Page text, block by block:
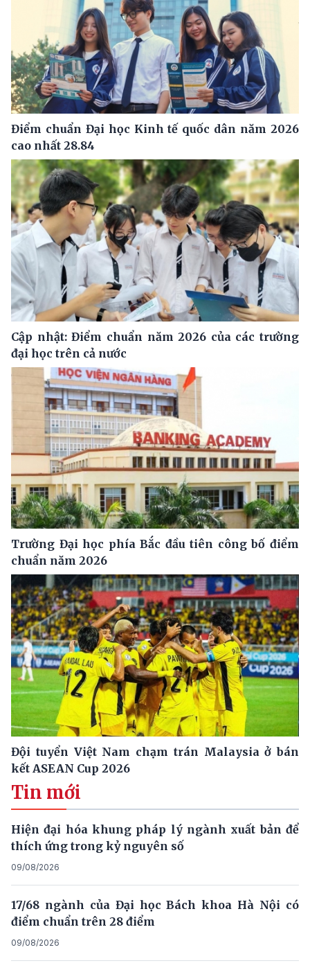
Điểm chuẩn Đại học Kinh tế quốc dân năm 2026
cao nhất 28.84
Cập nhật: Điểm chuẩn năm 2026 của các trường
đại học trên cả nước
Trường Đại học phía Bắc đầu tiên công bố điểm
chuẩn năm 2026
Đội tuyển Việt Nam chạm trán Malaysia ở bán
kết ASEAN Cup 2026
Tin mới
Hiện đại hóa khung pháp lý ngành xuất bản để
thích ứng trong kỷ nguyên số
09/08/2026
17/68 ngành của Đại học Bách khoa Hà Nội có
điểm chuẩn trên 28 điểm
09/08/2026